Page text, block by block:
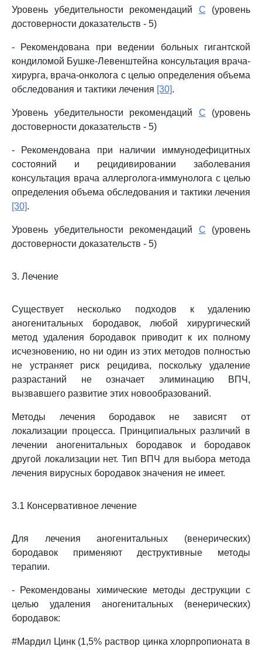
Уровень убедительности рекомендаций C (уровень
достоверности доказательств - 5)
- Рекомендована при ведении больных гигантской
кондиломой Бушке-Левенштейна консультация врача-
хирурга, врача-онколога с целью определения объема
обследования и тактики лечения [30].
Уровень убедительности рекомендаций C (уровень
достоверности доказательств - 5)
- Рекомендована при наличии иммунодефицитных
состояний и рецидивировании заболевания
консультация врача аллерголога-иммунолога с целью
определения объема обследования и тактики лечения
[30].
Уровень убедительности рекомендаций C (уровень
достоверности доказательств - 5)
3. Лечение
Существует несколько подходов к удалению
аногенитальных бородавок, любой хирургический
метод удаления бородавок приводит к их полному
исчезновению, но ни один из этих методов полностью
не устраняет риск рецидива, поскольку удаление
разрастаний не означает элиминацию ВПЧ,
вызвавшего развитие этих новообразований.
Методы лечения бородавок не зависят от
локализации процесса. Принципиальных различий в
лечении аногенитальных бородавок и бородавок
другой локализации нет. Тип ВПЧ для выбора метода
лечения вирусных бородавок значения не имеет.
3.1 Консервативное лечение
Для лечения аногенитальных (венерических)
бородавок применяют деструктивные методы
терапии.
- Рекомендованы химические методы деструкции с
целью удаления аногенитальных (венерических)
бородавок:
#Мардил Цинк (1,5% раствор цинка хлорпропионата в